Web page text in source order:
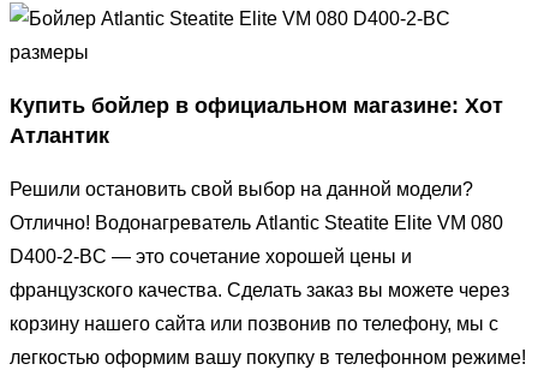
Купить бойлер в официальном магазине: Хот
Атлантик
Решили остановить свой выбор на данной модели?
Отлично! Водонагреватель Atlantic Steatite Elite VM 080
D400-2-BC — это сочетание хорошей цены и
французского качества. Сделать заказ вы можете через
корзину нашего сайта или позвонив по телефону, мы с
легкостью оформим вашу покупку в телефонном режиме!